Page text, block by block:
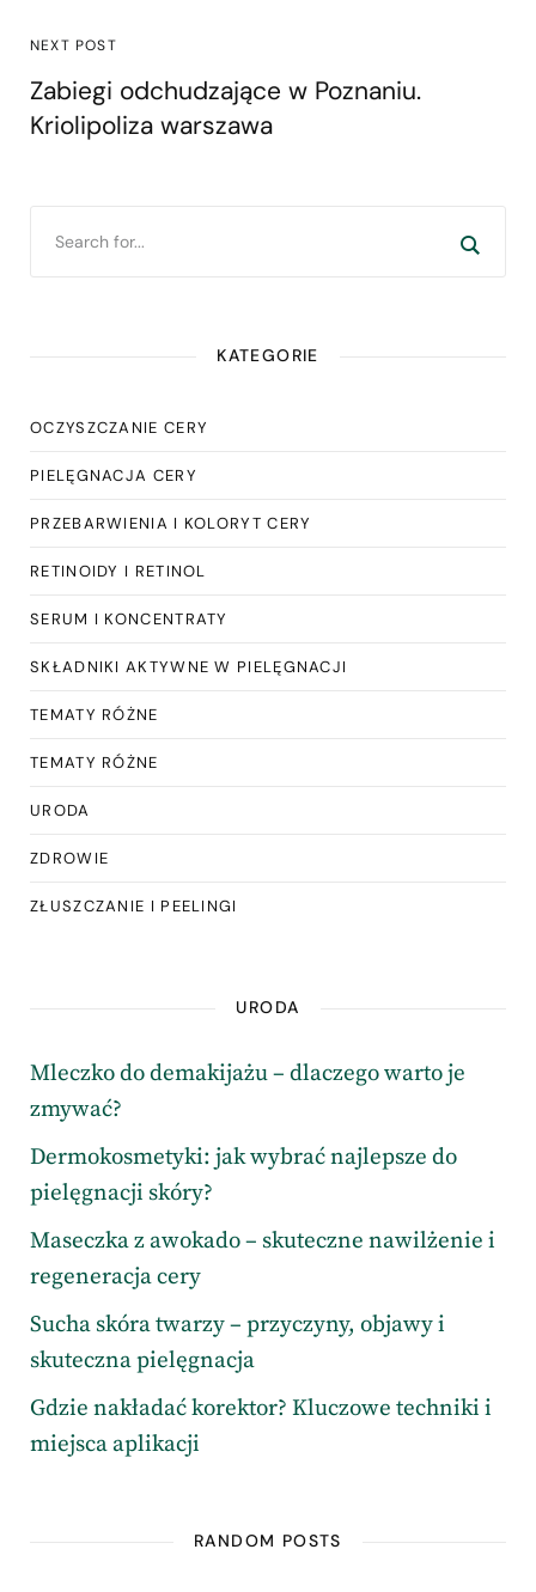
NEXT POST
Zabiegi odchudzające w Poznaniu.
Kriolipoliza warszawa
KATEGORIE
OCZYSZCZANIE CERY
PIELĘGNACJA CERY
PRZEBARWIENIA I KOLORYT CERY
RETINOIDY I RETINOL
SERUM I KONCENTRATY
SKŁADNIKI AKTYWNE W PIELĘGNACJI
TEMATY RÓŻNE
TEMATY RÓŻNE
URODA
ZDROWIE
ZŁUSZCZANIE I PEELINGI
URODA
Mleczko do demakijażu – dlaczego warto je
zmywać?
Dermokosmetyki: jak wybrać najlepsze do
pielęgnacji skóry?
Maseczka z awokado – skuteczne nawilżenie i
regeneracja cery
Sucha skóra twarzy – przyczyny, objawy i
skuteczna pielęgnacja
Gdzie nakładać korektor? Kluczowe techniki i
miejsca aplikacji
RANDOM POSTS